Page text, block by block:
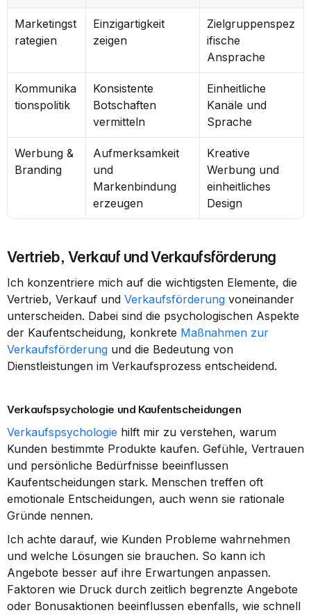
Marketingst
rategien
Einzigartigkeit
zeigen
Zielgruppenspez
ifische
Ansprache
Kommunika
tionspolitik
Konsistente
Botschaften
vermitteln
Einheitliche
Kanäle und
Sprache
Werbung &
Branding
Aufmerksamkeit
und
Markenbindung
erzeugen
Kreative
Werbung und
einheitliches
Design
Vertrieb, Verkauf und Verkaufsförderung
Ich konzentriere mich auf die wichtigsten Elemente, die
Vertrieb, Verkauf und Verkaufsförderung voneinander
unterscheiden. Dabei sind die psychologischen Aspekte
der Kaufentscheidung, konkrete Maßnahmen zur
Verkaufsförderung und die Bedeutung von
Dienstleistungen im Verkaufsprozess entscheidend.
Verkaufspsychologie und Kaufentscheidungen
Verkaufspsychologie hilft mir zu verstehen, warum
Kunden bestimmte Produkte kaufen. Gefühle, Vertrauen
und persönliche Bedürfnisse beeinflussen
Kaufentscheidungen stark. Menschen treffen oft
emotionale Entscheidungen, auch wenn sie rationale
Gründe nennen.
Ich achte darauf, wie Kunden Probleme wahrnehmen
und welche Lösungen sie brauchen. So kann ich
Angebote besser auf ihre Erwartungen anpassen.
Faktoren wie Druck durch zeitlich begrenzte Angebote
oder Bonusaktionen beeinflussen ebenfalls, wie schnell